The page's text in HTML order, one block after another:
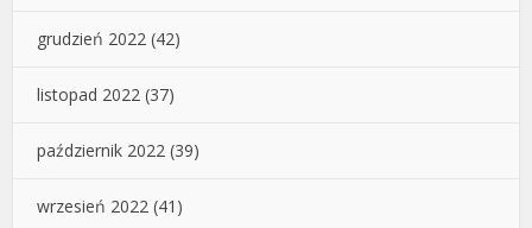
grudzień 2022 (42)
listopad 2022 (37)
październik 2022 (39)
wrzesień 2022 (41)